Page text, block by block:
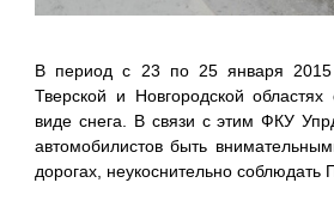
В период с 23 по 25 января 2015
Тверской и Новгородской
виде снега. В связи с этим ФКУ
автомобилистов быть
дорогах, неукоснительно соблюдать